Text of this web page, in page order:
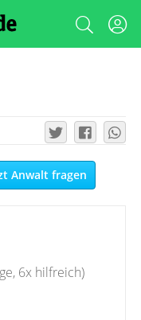
Anwalt fragen
6x hilfreich)